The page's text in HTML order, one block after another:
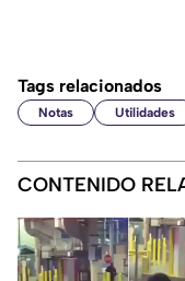
Tags relacionados
Notas Utilidades
CONTENIDO